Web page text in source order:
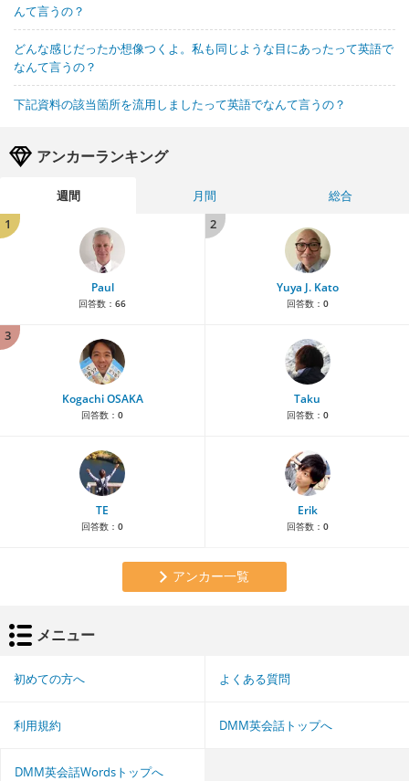
んて言うの？
どんな感じだったか想像つくよ。私も同じような目にあったって英語で
なんて言うの？
下記資料の該当箇所を流用しましたって英語でなんて言うの？
アンカーランキング
週間 月間
総合
1
Paul
回答数： 66
2
Yuya J. Kato
回答数： 0
3
Kogachi OSAKA
回答数： 0
Taku
回答数： 0
TE
回答数： 0
Erik
回答数： 0
アンカー一覧
メニュー
初めての方へ よくある質問
利用規約 DMM英会話トップへ
DMM英会話Wordsトップへ